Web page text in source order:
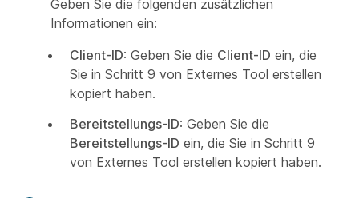
Geben Sie die folgenden zusätzlichen
Informationen ein:
Client-ID: Geben Sie die Client-ID ein, die
Sie in Schritt 9 von Externes Tool erstellen
kopiert haben.
Bereitstellungs-ID: Geben Sie die
Bereitstellungs-ID ein, die Sie in Schritt 9
von Externes Tool erstellen kopiert haben.